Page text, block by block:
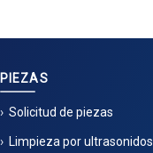
PIEZAS
Solicitud de piezas
Limpieza por ultrasonidos